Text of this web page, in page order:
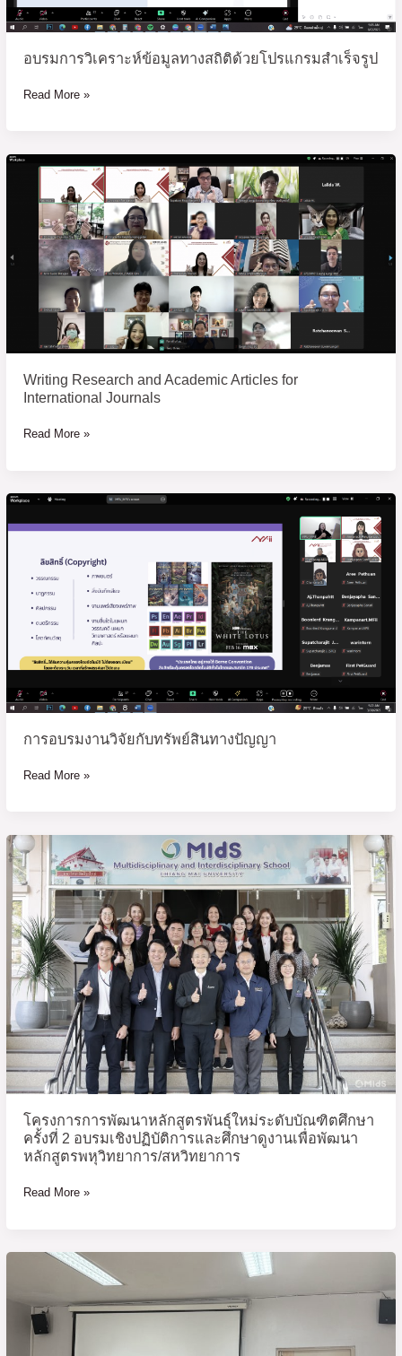
อบรมการวิเคราะห์ข้อมูลทางสถิติด้วยโปรแกรมสำเร็จรูป
Read More »
Writing Research and Academic Articles for
International Journals
Writing
Research
and
Academic
Articles
International
Journals
Read More »
การอบรมงานวิจัยกับทรัพย์สินทางปัญญา
การ
อบรม
วิจัย
ทรัพย์สิน
ทาง
Read More »
โครงการการพัฒนาหลักสูตรพันธุ์ใหม่ระดับบัณฑิตศึกษา
ครั้งที่ 2 อบรมเชิงปฏิบัติการและศึกษาดูงานเพื่อพัฒนา
หลักสูตรพหุวิทยาการ/สหวิทยาการ
การ
พัฒนา
หลักสูตร
พันธุ์
ใหม่
ระดับ
บัณฑิต
ศึกษา
ครั้ง
ที่
2
อบรม
เชิง
ปฏิบัติ
การ
ศึกษา
เพื่อ
หลักสูตร
พหุ
วิทยาการ/
Read More »
โครงการ
เปลี่ยน
เรียน